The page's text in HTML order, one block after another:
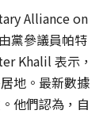
Alliance on
黨參議員帕特
Khalil 表示，
地。最新數據
他們認為，自